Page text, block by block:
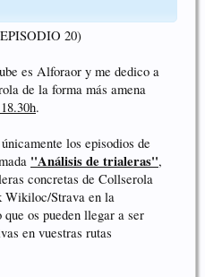
20)
es Alforaor y me dedico a
de la forma más amena
.
los episodios de
''Análisis de trialeras'',
concretas de Collserola
Wikiloc/Strava en la
os pueden llegar a ser
en vuestras rutas